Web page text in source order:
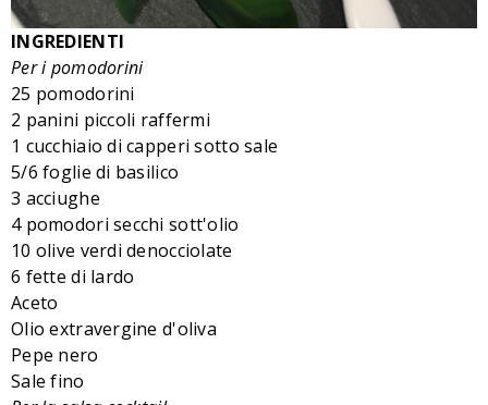
INGREDIENTI
Per i pomodorini
25 pomodorini
2 panini piccoli raffermi
1 cucchiaio di capperi sotto sale
5/6 foglie di basilico
3 acciughe
4 pomodori secchi sott'olio
10 olive verdi denocciolate
6 fette di lardo
Aceto
Olio extravergine d'oliva
Pepe nero
Sale fino